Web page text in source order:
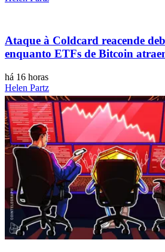
Ataque à Coldcard reacende
enquanto ETFs de Bitcoin
há 16 horas
Helen Partz